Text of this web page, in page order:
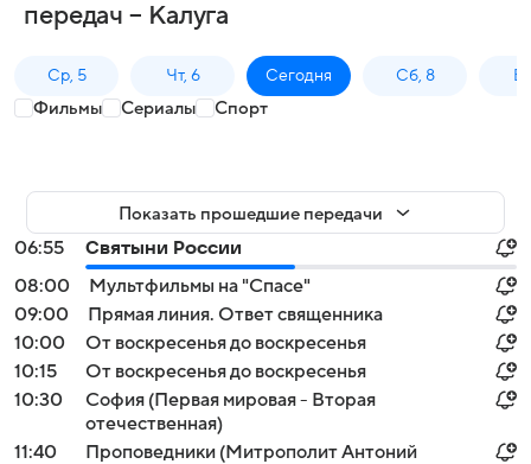
передач – Калуга
Ср, 5 Чт, 6 Сегодня Сб, 8
Фильмы Сериалы Спорт
Показать прошедшие передачи
06:55
Святыни России
08:00
Мультфильмы на "Спасе"
09:00
Прямая линия. Ответ священника
10:00
От воскресенья до воскресенья
10:15
От воскресенья до воскресенья
10:30
София (Первая мировая - Вторая
отечественная)
11:40
Проповедники (Митрополит Антоний